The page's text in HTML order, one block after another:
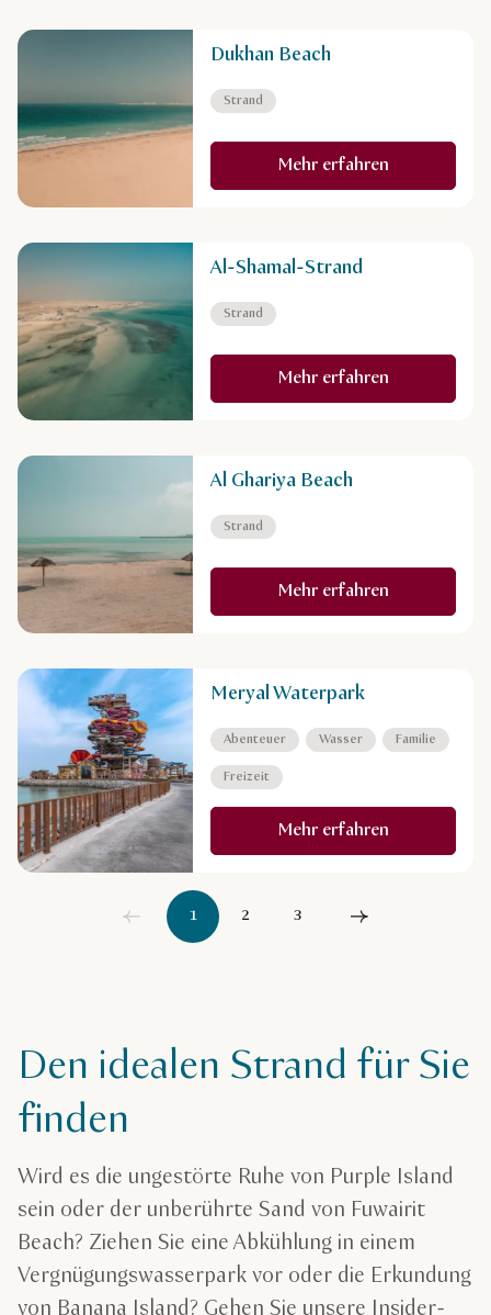
Strand
Dukhan Beach
Mehr erfahren
Strand
Al-Shamal-Strand
Mehr erfahren
Strand
Al Ghariya Beach
Mehr erfahren
Abenteuer Wasser Familie
Freizeit
Meryal Waterpark
Mehr erfahren
1 2 3
Den idealen Strand für Sie
finden
Wird es die ungestörte Ruhe von Purple Island
sein oder der unberührte Sand von Fuwairit
Beach? Ziehen Sie eine Abkühlung in einem
Vergnügungswasserpark vor oder die Erkundung
von Banana Island? Gehen Sie unsere Insider-